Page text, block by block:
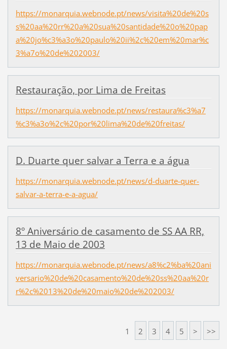
https://monarquia.webnode.pt/news/visita%20de%20s
s%20aa%20rr%20a%20sua%20santidade%20o%20pap
a%20jo%c3%a3o%20paulo%20ii%2c%20em%20mar%c
3%a7o%20de%202003/
Restauração, por Lima de Freitas
https://monarquia.webnode.pt/news/restaura%c3%a7
%c3%a3o%2c%20por%20lima%20de%20freitas/
D. Duarte quer salvar a Terra e a água
https://monarquia.webnode.pt/news/d-duarte-quer-
salvar-a-terra-e-a-agua/
8º Aniversário de casamento de SS AA RR,
13 de Maio de 2003
https://monarquia.webnode.pt/news/a8%c2%ba%20ani
versario%20de%20casamento%20de%20ss%20aa%20r
r%2c%2013%20de%20maio%20de%202003/
1 2 3 4 5 > >>